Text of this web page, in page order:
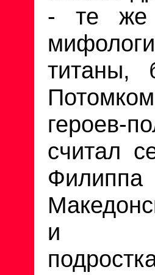
- те же
титаны,
героев-
считал
и